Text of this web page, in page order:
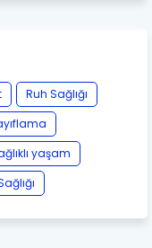
Ruh Sağlığı
yaşam